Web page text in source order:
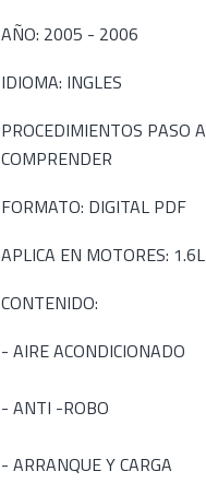
AÑO: 2005 - 2006
IDIOMA: INGLES
PROCEDIMIENTOS PASO
COMPRENDER
FORMATO: DIGITAL PDF
APLICA EN MOTORES:
CONTENIDO:
- AIRE ACONDICIONADO
- ANTI -ROBO
- ARRANQUE Y CARGA